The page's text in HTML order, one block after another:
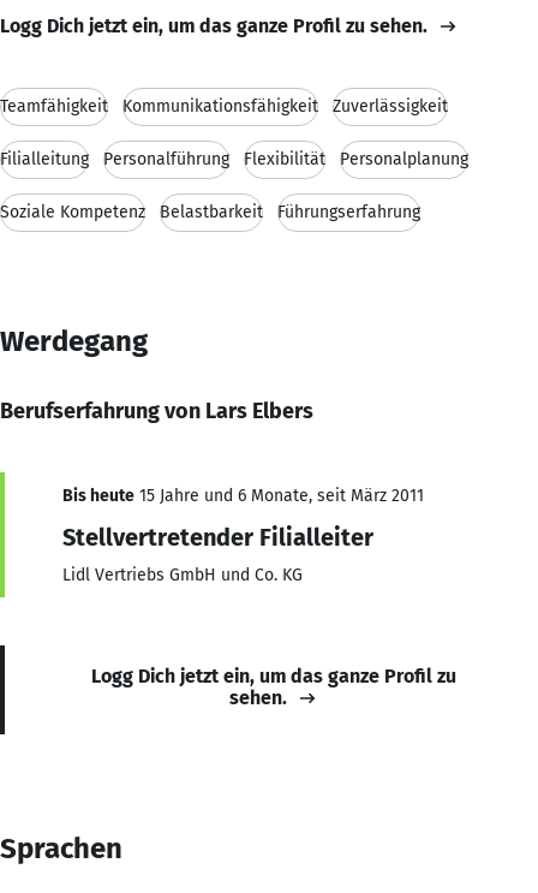
Logg Dich jetzt ein, um das ganze Profil zu sehen.
Teamfähigkeit Kommunikationsfähigkeit Zuverlässigkeit
Filialleitung Personalführung Flexibilität Personalplanung
Soziale Kompetenz Belastbarkeit Führungserfahrung
Werdegang
Berufserfahrung von Lars Elbers
Bis heute 15 Jahre und 6 Monate, seit März 2011
Stellvertretender Filialleiter
Lidl Vertriebs GmbH und Co. KG
Logg Dich jetzt ein, um das ganze Profil zu
sehen.
Sprachen